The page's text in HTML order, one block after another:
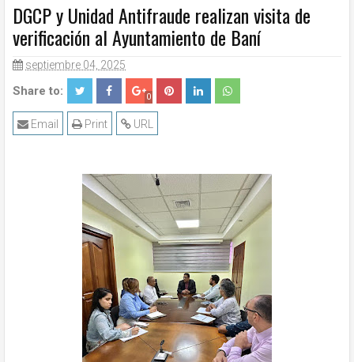
DGCP y Unidad Antifraude realizan visita de
verificación al Ayuntamiento de Baní
septiembre 04, 2025
Share to: 0
URL
Print
Email